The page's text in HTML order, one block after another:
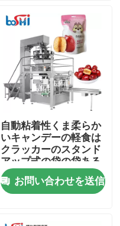
自動粘着性くま柔らか
いキャンデーの軽食は
クラッカーのスタンド
アップ式の袋の袋ある
特定のパッキング機械
を欠くお問い合わせを送信